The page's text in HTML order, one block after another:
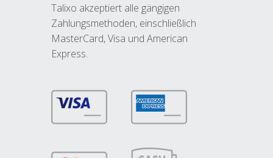
Talixo akzeptiert alle gängigen
Zahlungsmethoden, einschließlich
MasterCard, Visa und American
Express.